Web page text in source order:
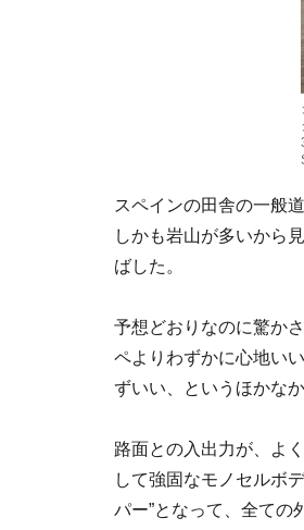
スペインの田舎の一般
しかも岩山が多いから
ばした。
予想どおりなのに驚か
ペよりわずかに心地い
ずいい、というほかなか
路面との入出力が、よ
して強固なモノセルボ
パー”となって、全ての